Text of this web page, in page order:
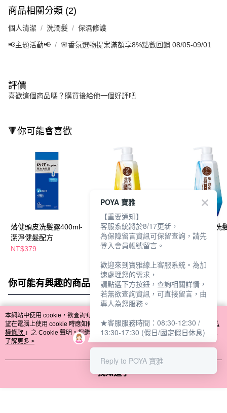
商品相關分類 (2)
個人清潔 洗潤髮 保濕修護
📢主題活動📢 🌸香氛選物提案滿額享8%點數回饋 08/05-09/01
評價
喜歡這個商品嗎？購買後給他一個好評吧
🔻你可能會喜歡
落健頭皮洗髮露400ml-
潔淨健髮配方
NT$379
50惠頭皮調理洗髮乳
400ml蓬潤型
NT$400
50惠頭皮調理洗
400ml清爽型
你可能有興趣的商品 全站排行
熱門標籤
本網站中使用 cookie，欲查詢有關本網站使用 cookie 方式之詳情，及若您不希
望在電腦上使用 cookie 時應如何變更電腦的 cookie 設定，請參閱本網站「
隱私
權條款 」之 Cookie 聲明。您繼續使用本網站即表示您同意本公司得按本網站使
用條款之 Cookie 聲明使用 cookie。
了解更多 >
我知道了
POYA 寶雅
【重要通知】
客服系統將於8/17更新，
為保障留言資訊可保留查詢，請先
登入會員帳號留言。
歡迎來到寶雅線上客服系統。為加
速處理您的需求，
請點選下方按鈕，查詢相關詳情，
若無欲查詢資訊，可直接留言，由
專人為您服務。
★客服服務時間：08:30-12:30 /
13:30-17:30 (假日/國定假日休息)
Reply to POYA 寶雅